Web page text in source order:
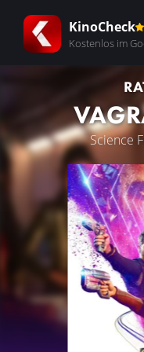
KinoCheck
Kostenlos im
Science